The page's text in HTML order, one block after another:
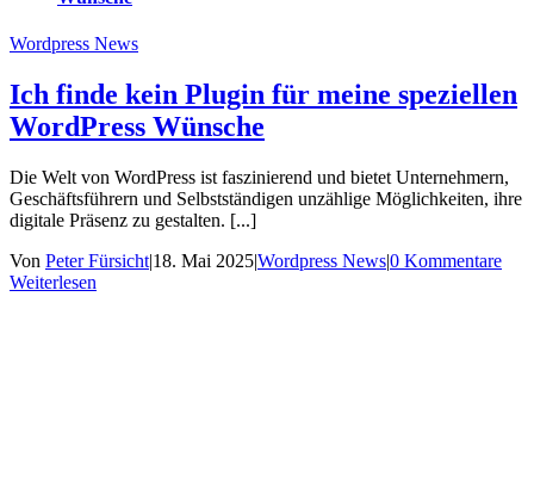
Wordpress News
Ich finde kein Plugin für meine speziellen
WordPress Wünsche
Die Welt von WordPress ist faszinierend und bietet Unternehmern,
Geschäftsführern und Selbstständigen unzählige Möglichkeiten, ihre
digitale Präsenz zu gestalten. [...]
Von Peter Fürsicht|18. Mai 2025|Wordpress News|0 Kommentare
Weiterlesen